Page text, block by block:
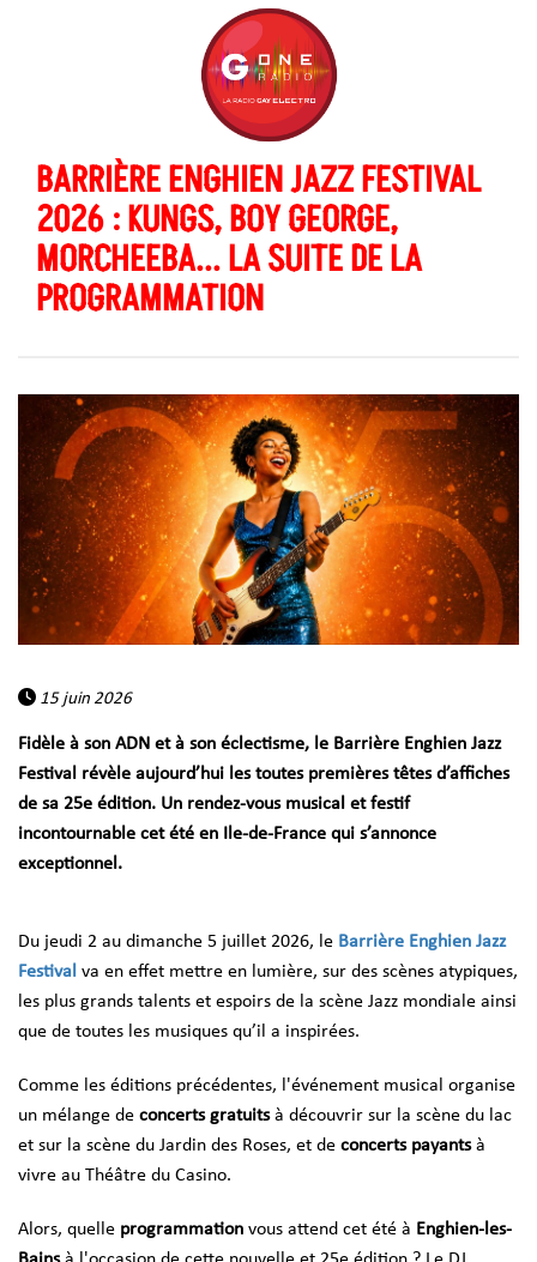
BARRIÈRE ENGHIEN JAZZ FESTIVAL
2026 : KUNGS, BOY GEORGE,
MORCHEEBA... LA SUITE DE LA
PROGRAMMATION
15 juin 2026
Fidèle à son ADN et à son éclectisme, le Barrière Enghien Jazz
Festival révèle aujourd’hui les toutes premières têtes d’affiches
de sa 25e édition. Un rendez-vous musical et festif
incontournable cet été en Ile-de-France qui s’annonce
exceptionnel.
Du jeudi 2 au dimanche 5 juillet 2026, le Barrière Enghien Jazz
Festival va en effet mettre en lumière, sur des scènes atypiques,
les plus grands talents et espoirs de la scène Jazz mondiale ainsi
que de toutes les musiques qu’il a inspirées.
Comme les éditions précédentes, l'événement musical organise
un mélange de concerts gratuitsà découvrir sur la scène du lac
et sur la scène du Jardin des Roses, et de concerts payantsà
vivre au Théâtre du Casino.
Alors, quelle programmation vous attend cet été à Enghien-les-